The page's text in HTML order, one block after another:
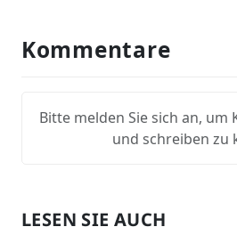
Kommentare
Bitte melden Sie sich an, um
und schreiben zu
LESEN SIE AUCH